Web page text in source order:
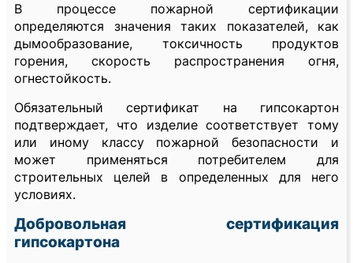
В процессе пожарной сертификации
определяются значения таких показателей, как
дымообразование, токсичность продуктов
горения, скорость распространения огня,
огнестойкость.
Обязательный сертификат на гипсокартон
подтверждает, что изделие соответствует тому
или иному классу пожарной безопасности и
может применяться потребителем для
строительных целей в определенных для него
условиях.
Добровольная сертификация
гипсокартона